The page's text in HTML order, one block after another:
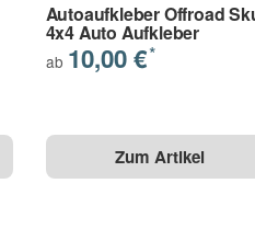
Autoaufkleber Offroad
4x4 Auto Aufkleber
ab 10,00 €*
Zum Artikel